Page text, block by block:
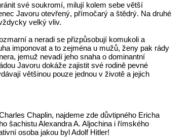
své soukromí, milují kolem sebe větší
Javoru otevřený, přímočarý a štědrý. Na druhé
velký vliv.
a neradi se přizpůsobují komukoli a
imponovat a to zejména u mužů, ženy pak rády
jemuž nevadí jeho snaha o dominantní
Javoru dokáže zajistit své rodině pevné
většinou pouze jednou v životě a jejich
Chaplin, najdeme zde důvtipného Ericha
šachistu Alexandra A. Aljochina i římského
osoba jakou byl Adolf Hitler!